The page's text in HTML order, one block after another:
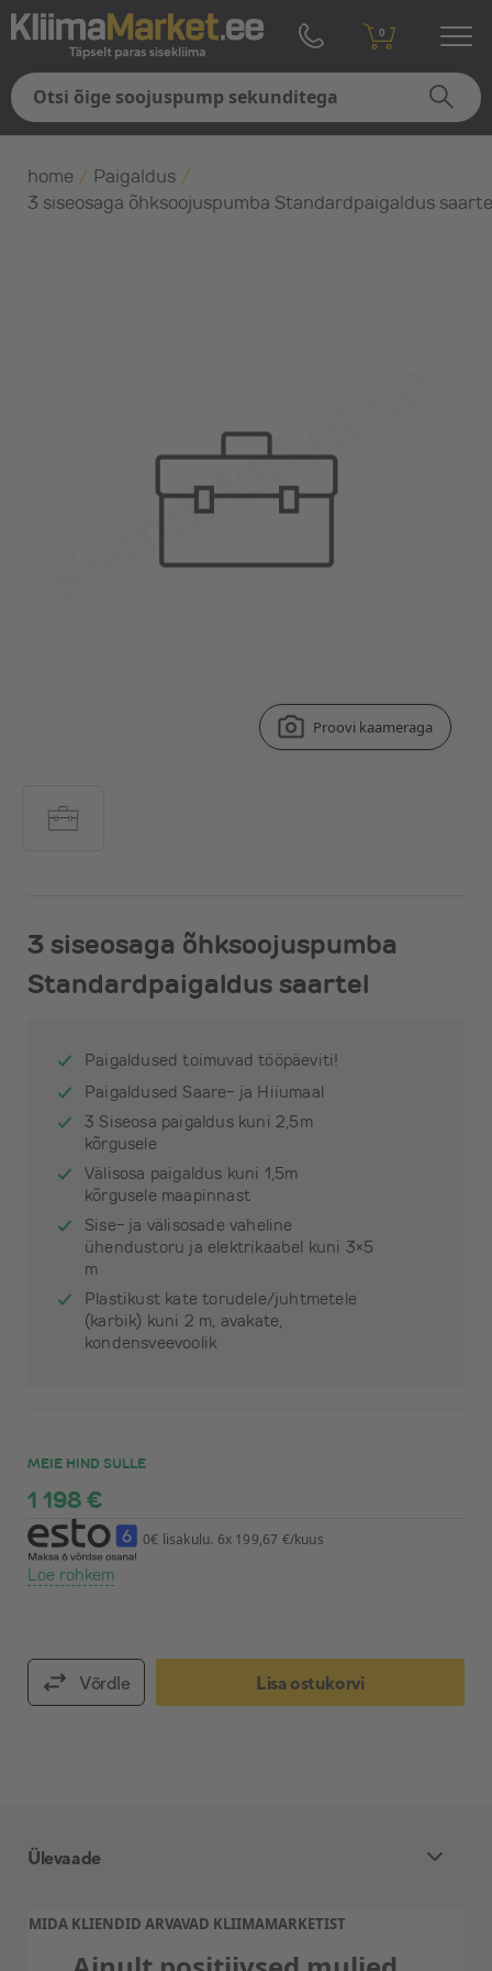
0
home / Paigaldus /
3 siseosaga õhksoojuspumba Standardpaigaldus
Proovi kaameraga
3 siseosaga õhksoojuspumba
Standardpaigaldus saartel
Paigaldused toimuvad tööpäeviti!
Paigaldused Saare- ja Hiiumaal
3 Siseosa paigaldus kuni 2,5m
kõrgusele
Välisosa paigaldus kuni 1,5m
kõrgusele maapinnast
Sise- ja välisosade vaheline
ühendustoru ja elektrikaabel kuni 3×5
m
Plastikust kate torudele/juhtmetele
(karbik) kuni 2 m, avakate,
kondensveevoolik
MEIE HIND SULLE
1 198 €
0€ lisakulu. 6x 199,67 €/kuus
Loe rohkem
Võrdle Lisa ostukorvi
Ülevaade
MIDA KLIENDID ARVAVAD KLIIMAMARKETIST